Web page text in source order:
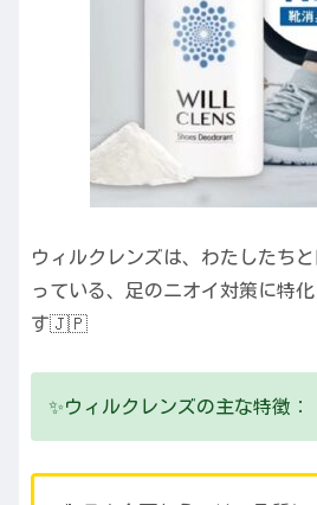
ウィルクレンズは、わたしたち
っている、足のニオイ対策に特
す🇯🇵
✨ウィルクレンズの主な特徴：